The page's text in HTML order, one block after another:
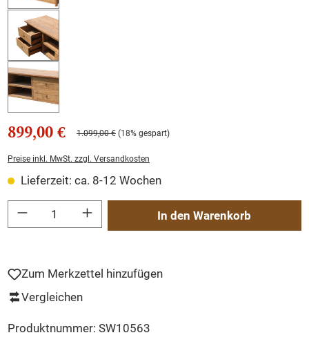
899,00 € 1.099,00 € (18% gespart)
Preise inkl. MwSt. zzgl. Versandkosten
Lieferzeit: ca. 8-12 Wochen
Produkt Anzahl: Gib den gewünschten Wert ein oder benutze die Schaltflächen
In den Warenkorb
Zum Merkzettel hinzufügen
Vergleichen
Produktnummer: SW10563